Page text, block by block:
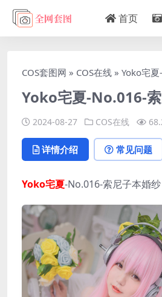
首页
COS套图网 » COS在线 » Yoko宅
Yoko宅夏-No.016-
2024-08-27 COS在线
详情介绍 常见问题
Yoko宅夏-No.016-索尼子本婚纱